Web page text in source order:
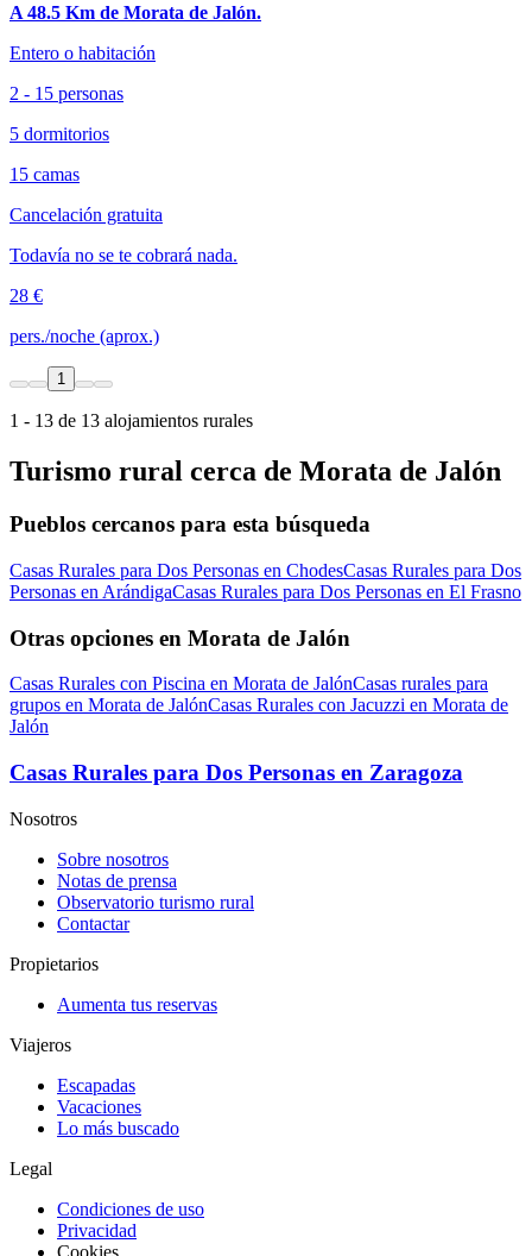
A 48.5 Km de Morata de Jalón.
Entero o habitación
2 - 15 personas
5 dormitorios
15 camas
Cancelación gratuita
Todavía no se te cobrará nada.
28 €
pers./noche (aprox.)
1
1 - 13 de 13 alojamientos rurales
Turismo rural cerca de Morata de Jalón
Pueblos cercanos para esta búsqueda
Casas Rurales para Dos Personas en ChodesCasas Rurales para Dos
Personas en ArándigaCasas Rurales para Dos Personas en El Frasno
Otras opciones en Morata de Jalón
Casas Rurales con Piscina en Morata de JalónCasas rurales para
grupos en Morata de JalónCasas Rurales con Jacuzzi en Morata de
Jalón
Casas Rurales para Dos Personas en Zaragoza
Nosotros
Sobre nosotros
Notas de prensa
Observatorio turismo rural
Contactar
Propietarios
Aumenta tus reservas
Viajeros
Escapadas
Vacaciones
Lo más buscado
Legal
Condiciones de uso
Privacidad
Cookies